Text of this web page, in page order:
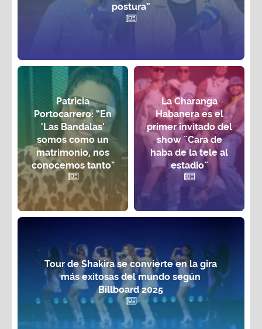
postura”
Patricia
Portocarrero: “En
'Las Bandalas'
somos como un
matrimonio, nos
conocemos tanto"
La Charanga
Habanera es el
primer invitado del
show ¨Cara de
haba de la tele al
estadio¨
Tour de Shakira se convierte en la gira
más exitosas del mundo según
Billboard 2025